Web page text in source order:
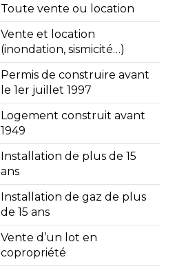
Toute vente ou location
Vente et location
(inondation, sismicité…)
Permis de construire avant
le 1er juillet 1997
Logement construit avant
1949
Installation de plus de 15
ans
Installation de gaz de plus
de 15 ans
Vente d’un lot en
copropriété